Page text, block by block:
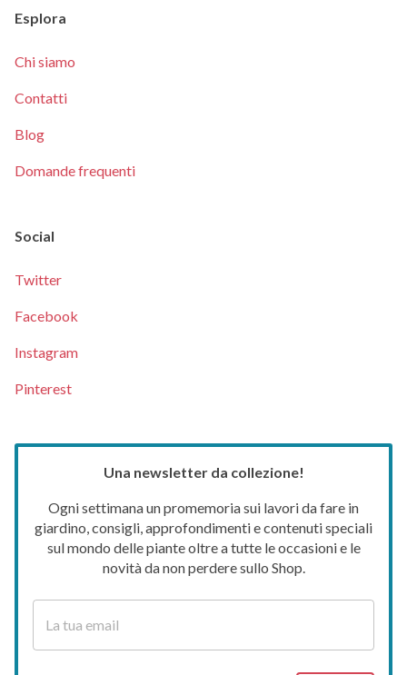
Esplora
Chi siamo
Contatti
Blog
Domande frequenti
Social
Twitter
Facebook
Instagram
Pinterest
Una newsletter da collezione!
Ogni settimana un promemoria sui lavori da fare in
giardino, consigli, approfondimenti e contenuti speciali
sul mondo delle piante oltre a tutte le occasioni e le
novità da non perdere sullo Shop.